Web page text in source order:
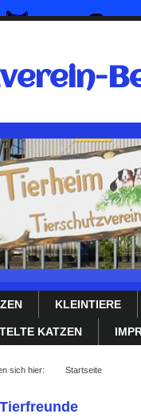
KLEINTIERE
KATZEN
sich hier: Startseite